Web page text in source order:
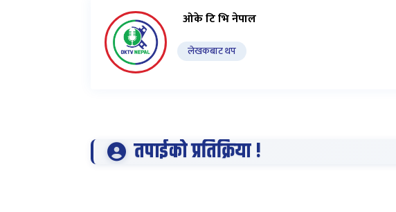
ओके टि भि नेपाल
लेखकबाट थप
तपाईको प्रतिक्रिया !